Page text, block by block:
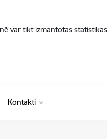
var tikt izmantotas
Kontakti